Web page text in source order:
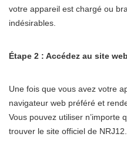
votre appareil est chargé ou
indésirables.
Étape 2 : Accédez au site
Une fois que vous avez votre
navigateur web préféré et
Vous pouvez utiliser n’importe
trouver le site officiel de NRJ12.